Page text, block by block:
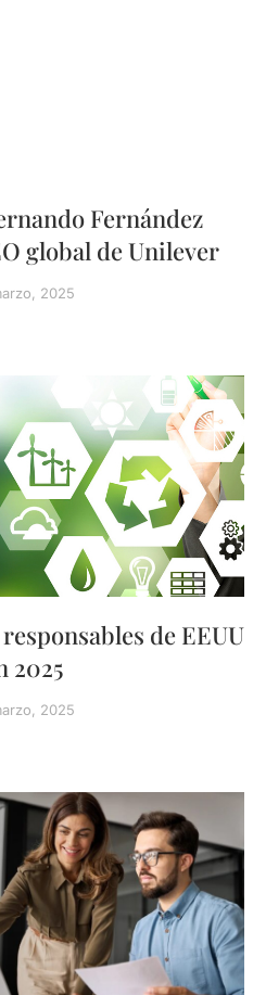
Fernández
global de Unilever
2025
de EEUU
2025
2025